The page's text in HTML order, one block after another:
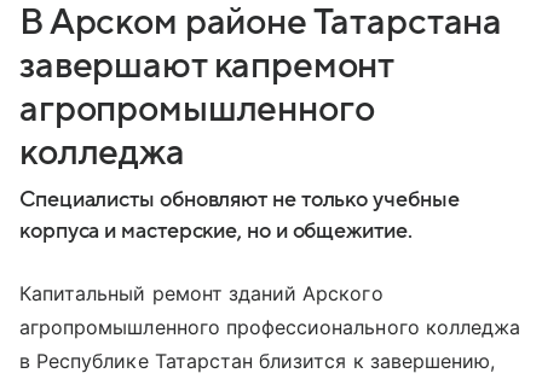
В Арском районе Татарстана
завершают капремонт
агропромышленного
колледжа
Специалисты обновляют не только учебные
корпуса и мастерские, но и общежитие.
Капитальный ремонт зданий Арского
агропромышленного профессионального колледжа
в Республике Татарстан близится к завершению,